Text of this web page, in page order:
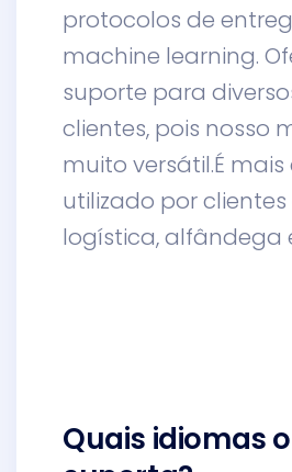
protocolos de
machine learning.
suporte para
clientes, pois nosso
muito versátil.É
utilizado por
logística, alfândega
Quais idiomas